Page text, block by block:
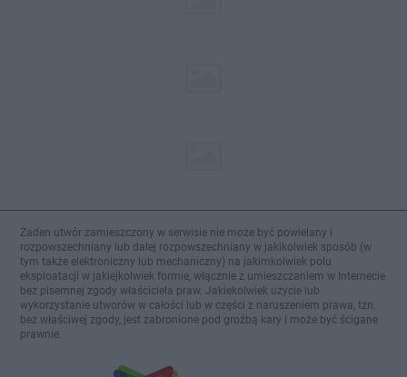
Żaden utwór zamieszczony w serwisie nie może być powielany i
rozpowszechniany lub dalej rozpowszechniany w jakikolwiek sposób (w
tym także elektroniczny lub mechaniczny) na jakimkolwiek polu
eksploatacji w jakiejkolwiek formie, włącznie z umieszczaniem w Internecie
bez pisemnej zgody właściciela praw. Jakiekolwiek użycie lub
wykorzystanie utworów w całości lub w części z naruszeniem prawa, tzn.
bez właściwej zgody, jest zabronione pod groźbą kary i może być ścigane
prawnie.